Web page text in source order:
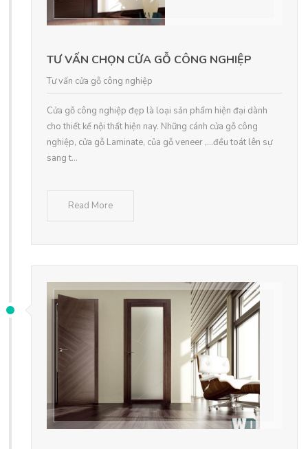
TƯ VẤN CHỌN CỬA GỖ CÔNG NGHIỆP
Tư vấn cửa gỗ công nghiệp
Cửa gỗ công nghiệp đẹp là loại sản phẩm hiện đại dành
cho thiết kế nội thất hiện nay. Những cánh cửa gỗ công
nghiệp, cửa gỗ Laminate, của gỗ veneer ,…đều toát lên sự
sang t...
Read More